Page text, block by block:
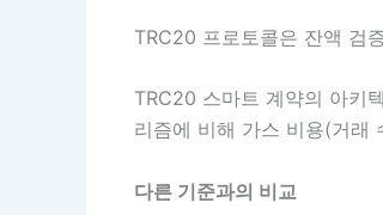
TRC20 프로토콜은 잔액 검
TRC20 스마트 계약의 아키
리즘에 비해 가스 비용(거래
다른 기준과의 비교